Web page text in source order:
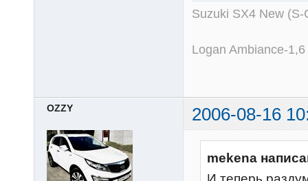
Suzuki SX4 New (S-
Logan Ambiance-
OZZY 2006-08-16
mekena